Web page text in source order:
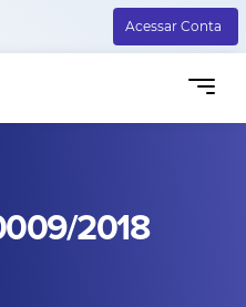
Acessar Conta
2018